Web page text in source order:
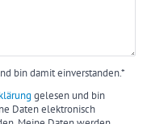
bin damit einverstanden.*
gelesen und bin
Daten elektronisch